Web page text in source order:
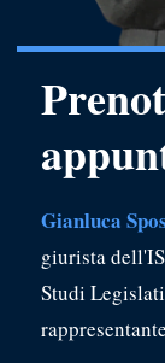
Gianluca
giurista
Studi